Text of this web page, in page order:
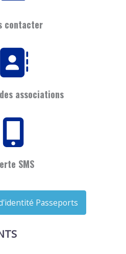
contacter
associations
SMS
Passeports